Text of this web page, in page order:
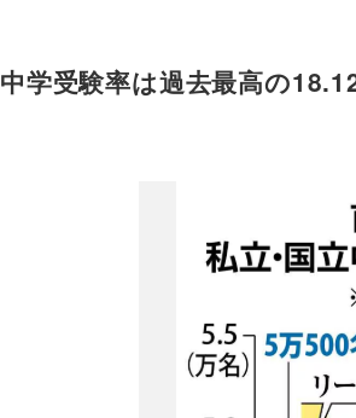
中学受験率は過去最高の